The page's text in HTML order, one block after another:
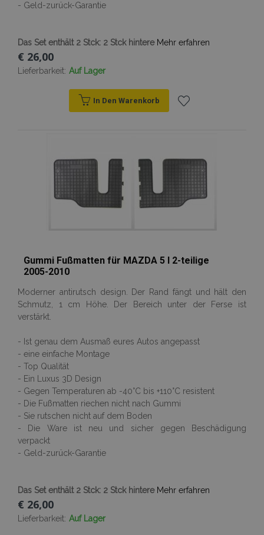
- Geld-zurück-Garantie
Das Set enthält 2 Stck: 2 Stck hintere Mehr erfahren
€ 26,00
Lieferbarkeit: Auf Lager
In Den Warenkorb
hinzufügen
Gummi Fußmatten für MAZDA 5 I 2-teilige
2005-2010
Moderner antirutsch design. Der Rand fängt und hält den
Schmutz, 1 cm Höhe. Der Bereich unter der Ferse ist
verstärkt.
- Ist genau dem Ausmaß eures Autos angepasst
- eine einfache Montage
- Top Qualität
- Ein Luxus 3D Design
- Gegen Temperaturen ab -40°C bis +110°C resistent
- Die Fußmatten riechen nicht nach Gummi
- Sie rutschen nicht auf dem Boden
- Die Ware ist neu und sicher gegen Beschädigung
verpackt
- Geld-zurück-Garantie
Das Set enthält 2 Stck: 2 Stck hintere Mehr erfahren
€ 26,00
Lieferbarkeit: Auf Lager